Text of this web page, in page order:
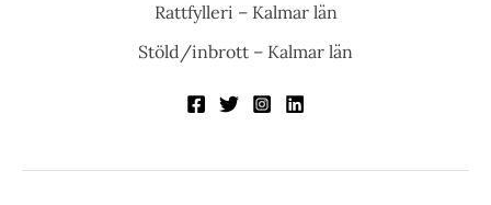
Rattfylleri – Kalmar län
Stöld/inbrott – Kalmar län